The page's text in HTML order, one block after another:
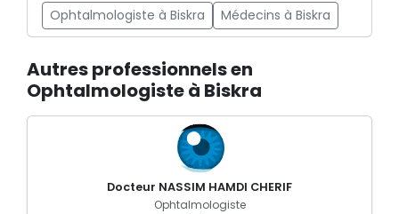
Ophtalmologiste à Biskra Médecins à Biskra
Autres professionnels en
Ophtalmologiste à Biskra
Docteur NASSIM HAMDI CHERIF
Ophtalmologiste